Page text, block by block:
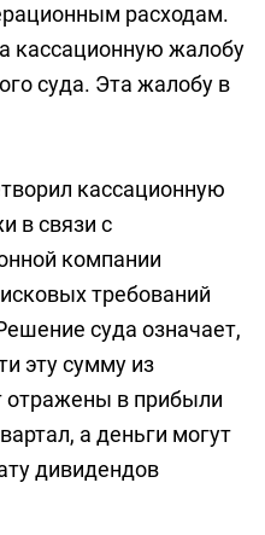
расходам.
кассационную жалобу
суда. Эта жалобу в
кассационную
в связи с
компании
требований
суда означает,
эту сумму из
отражены в прибыли
а деньги могут
дивидендов